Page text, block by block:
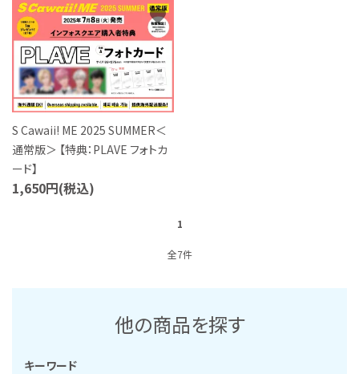
S Cawaii! ME 2025 SUMMER＜
通常版＞ 【特典：PLAVE フォトカ
ード】
1,650円(税込)
favorite
1
全7件
他の商品を探す
キーワード